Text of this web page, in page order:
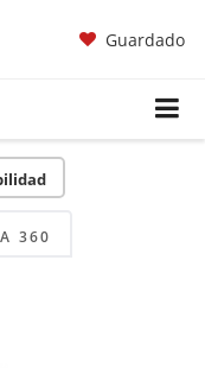
Guardado
360
luego